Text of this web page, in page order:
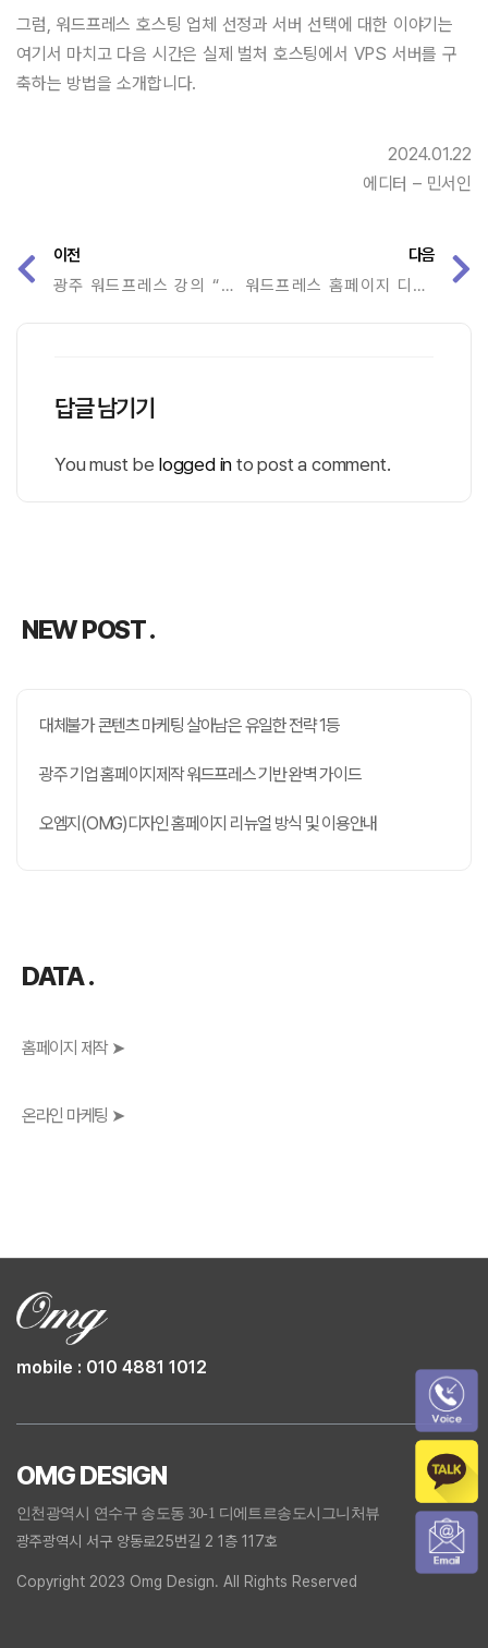
그럼, 워드프레스 호스팅 업체 선정과 서버 선택에 대한 이야기는
여기서 마치고 다음 시간은 실제 벌처 호스팅에서 VPS 서버를 구
축하는 방법을 소개합니다.
2024.01.22
에디터 – 민서인
이전
광주 워드프레스 강의 “코딩 없이 홈페이지 제작하는 방법”
다음
워드프레스 홈페이지 디자인 방법만 배우면 누구나 가능
답글 남기기
You must be logged in to post a comment.
NEW POST .
대체불가 콘텐츠 마케팅 살아남은 유일한 전략 1등
광주 기업 홈페이지제작 워드프레스 기반 완벽 가이드
오엠지(OMG)디자인 홈페이지 리뉴얼 방식 및 이용안내
DATA .
홈페이지 제작 ➤
온라인 마케팅 ➤
OMG DESIGN
인천광역시 연수구 송도동 30-1 디에트르송도시그니처뷰
광주광역시 서구 양동로25번길 2 1층 117호
Copyright 2023 Omg Design. All Rights Reserved
mobile : 010 4881 1012